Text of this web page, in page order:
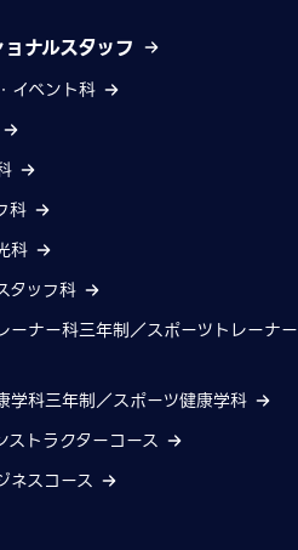
ナルスタッフ
イベント科
科
科
タッフ科
ーナー科三年制／スポーツトレーナー
学科三年制／スポーツ健康学科
ストラクターコース
ネスコース